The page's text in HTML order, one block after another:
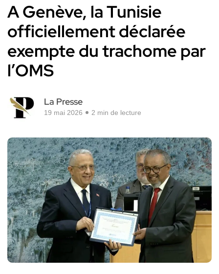
A Genève, la Tunisie
officiellement déclarée
exempte du trachome par
l’OMS
La Presse
19 mai 2026 2 min de lecture